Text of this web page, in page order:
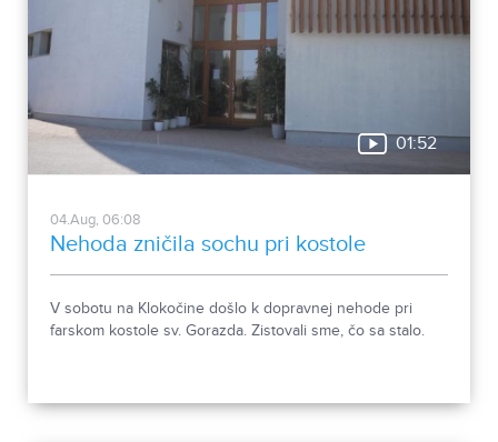
01:52
04.Aug, 06:08
Nehoda zničila sochu pri kostole
V sobotu na Klokočine došlo k dopravnej nehode pri
farskom kostole sv. Gorazda. Zistovali sme, čo sa stalo.